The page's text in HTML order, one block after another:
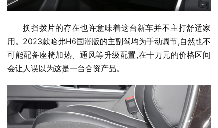
换挡拨片的存在也许意味着这台新车并不主打舒适家
用。2023款哈弗H6国潮版的主副驾均为手动调节,自然也不
可能配备座椅加热、通风等升级配置,在十万元的价格区间
会让人误以为这是一台合资产品。